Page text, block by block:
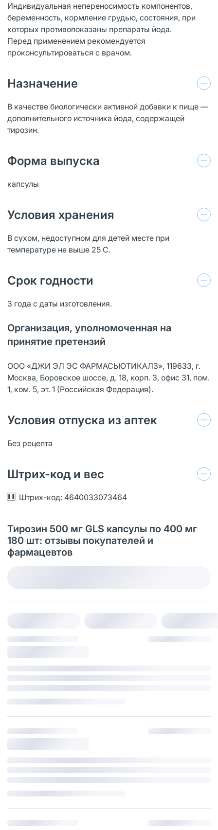
Индивидуальная непереносимость компонентов,
беременность, кормление грудью, состояния, при
которых противопоказаны препараты йода.
Перед применением рекомендуется
проконсультироваться с врачом.
Назначение
В качестве биологически активной добавки к пище —
дополнительного источника йода, содержащей
тирозин.
Форма выпуска
капсулы
Условия хранения
В сухом, недоступном для детей месте при
температуре не выше 25 С.
Срок годности
3 года с даты изготовления.
Организация, уполномоченная на
принятие претензий
ООО «ДЖИ ЭЛ ЭС ФАРМАСЬЮТИКАЛЗ», 119633, г.
Москва, Боровское шоссе, д. 18, корп. 3, офис 31, пом.
1, ком. 5, эт. 1 (Российская Федерация).
Условия отпуска из аптек
Без рецепта
Штрих-код и вес
Штрих-код: 4640033073464
Тирозин 500 мг GLS капсулы по 400 мг
180 шт: отзывы покупателей и
фармацевтов